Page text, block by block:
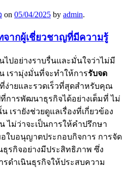
on 05/04/2025 by admin.
จากผู้เชี่ยวชาญที่มีความรู้
ไปอย่างราบรื่นและมั่นใจว่าไม่มี
เรามุ่งมั่นที่จะทำให้การรับจด
ที่ง่ายและรวดเร็วที่สุดสำหรับคุณ
การพัฒนาธุรกิจได้อย่างเต็มที่ ไม่
เรายังช่วยดูแลเรื่องที่เกี่ยวข้อง
ไม่ว่าจะเป็นการให้คำปรึกษา
ใบอนุญาตประกอบกิจการ การจัด
รกิจอย่างมีประสิทธิภาพ ซึ่ง
ดำเนินธุรกิจให้ประสบความ